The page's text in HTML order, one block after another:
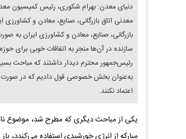
دنیای معدن: بهرام شکوری، رئیس کمیسیون
معدنی اتاق بازرگانی، صنایع، معادن و
بازرگانی، صنایع، معادن و کشاورزی ایران به
سازنده در آن‌ها منجر به اتفاقات خوبی برای
رئیس‌جمهور محترم دیدار داشتند که مباحث
به‌عنوان بخش خصوصی قول دادیم که در
اعتماد نکنند.
یکی از مباحث دیگری که مطرح شد، موضوع
مبارکه از انرژی خورشیدی استفاده